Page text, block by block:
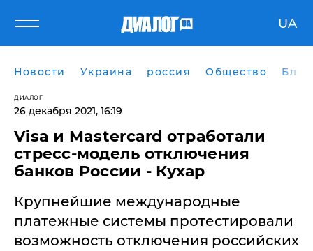
UA
Новости Украина россия Общество
ДИАЛОГ
26 декабря 2021, 16:19
Visa и Mastercard отработали
стресс-модель отключения
банков России - Кухар
Крупнейшие международные
платежные системы протестировали
возможность отключения российских